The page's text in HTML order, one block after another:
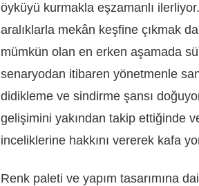
öyküyü kurmakla eşzamanlı
aralıklarla mekân keşfine çıkmak
mümkün olan en erken aşamada
senaryodan itibaren yönetmenle
didikleme ve sindirme şansı
gelişimini yakından takip ettiğinde
inceliklerine hakkını vererek kafa
Renk paleti ve yapım tasarımına